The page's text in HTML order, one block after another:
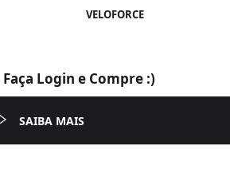
VELOFORCE
Faça Login e Compre :)
SAIBA MAIS